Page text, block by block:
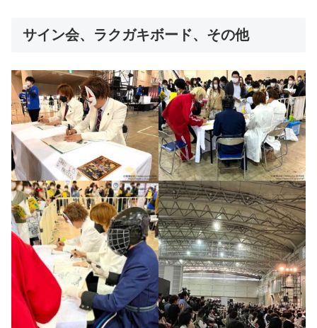
サイン会、ラクガキボード、その他